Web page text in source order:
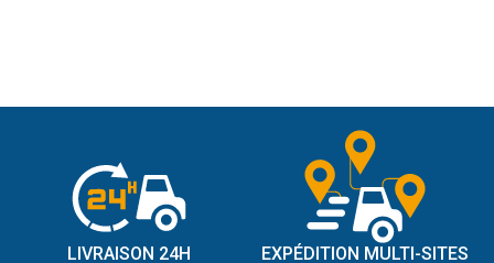
LIVRAISON 24H
EXPÉDITION MULTI-SITES